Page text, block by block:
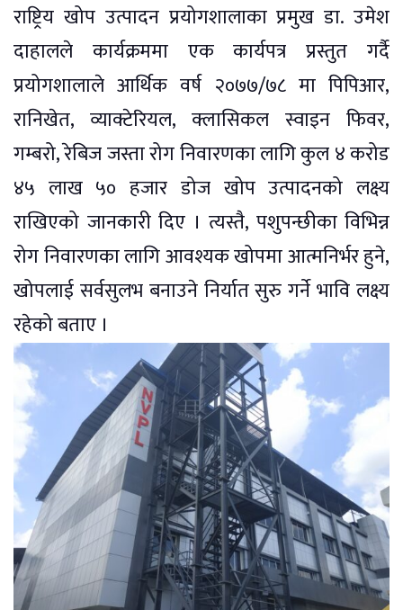
राष्ट्रिय खोप उत्पादन प्रयोगशालाका प्रमुख डा. उमेश
दाहालले कार्यक्रममा एक कार्यपत्र प्रस्तुत गर्दै
प्रयोगशालाले आर्थिक वर्ष २०७७/७८ मा पिपिआर,
रानिखेत, व्याक्टेरियल, क्लासिकल स्वाइन फिवर,
गम्बरो, रेबिज जस्ता रोग निवारणका लागि कुल ४ करोड
४५ लाख ५० हजार डोज खोप उत्पादनको लक्ष्य
राखिएको जानकारी दिए । त्यस्तै, पशुपन्छीका विभिन्न
रोग निवारणका लागि आवश्यक खोपमा आत्मनिर्भर हुने,
खोपलाई सर्वसुलभ बनाउने निर्यात सुरु गर्ने भावि लक्ष्य
रहेको बताए ।